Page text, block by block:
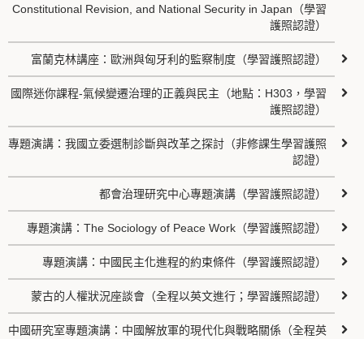
Constitutional Revision, and National Security in Japan（學習
護照認證）
富蘭克林講座：歐洲與匈牙利的監察制度（學習護照認證）
國際迷你課程-氣候變遷治理的正義與民主（地點：H303，學習
護照認證）
專題演講：我國立委選制診斷與改革之探討（非修課生學習護照
認證）
都會治理研究中心專題演講（學習護照認證）
專題演講：The Sociology of Peace Work（學習護照認證）
專題演講：中國民主化進程的約束條件（學習護照認證）
蒙古的人權狀況座談會（全程以英文進行；學習護照認證）
中國研究室專題演講：中國解放軍的現代化與戰略關係（全程英